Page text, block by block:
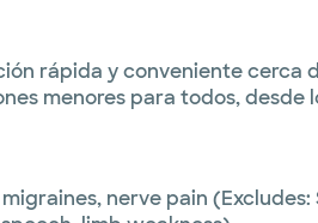
rápida y conveniente cerca
menores para todos, desde
nerve pain (Excludes: